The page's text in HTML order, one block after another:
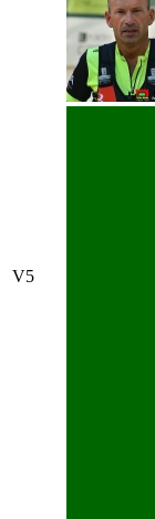
V5